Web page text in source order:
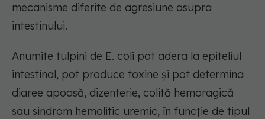
mecanisme diferite de agresiune asupra
intestinului.
Anumite tulpini de E. coli pot adera la epiteliul
intestinal, pot produce toxine și pot determina
diaree apoasă, dizenterie, colită hemoragică
sau sindrom hemolitic uremic, în funcție de tipul